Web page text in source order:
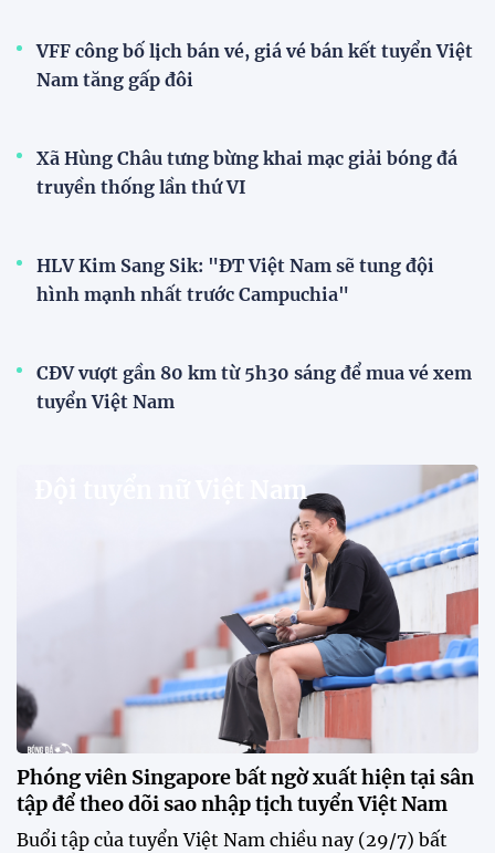
VFF công bố lịch bán vé, giá vé bán kết tuyển Việt
Nam tăng gấp đôi
Xã Hùng Châu tưng bừng khai mạc giải bóng đá
truyền thống lần thứ VI
HLV Kim Sang Sik: "ĐT Việt Nam sẽ tung đội
hình mạnh nhất trước Campuchia"
CĐV vượt gần 80 km từ 5h30 sáng để mua vé xem
tuyển Việt Nam
Đội tuyển nữ Việt Nam
Phóng viên Singapore bất ngờ xuất hiện tại sân
tập để theo dõi sao nhập tịch tuyển Việt Nam
Buổi tập của tuyển Việt Nam chiều nay (29/7) bất